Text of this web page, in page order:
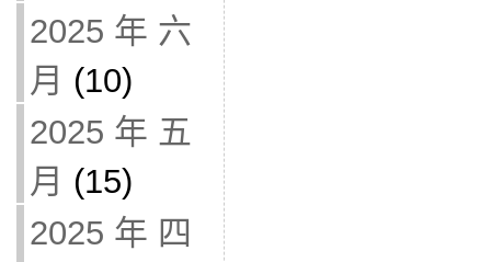
2025 年 六
月 (10)
2025 年 五
月 (15)
2025 年 四